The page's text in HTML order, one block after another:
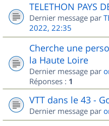
TELETHON PAYS
Dernier message par
2022, 22:35
Cherche une
la Haute Loire
Dernier message par
Réponses : 1
VTT dans le 43 -
Dernier message par